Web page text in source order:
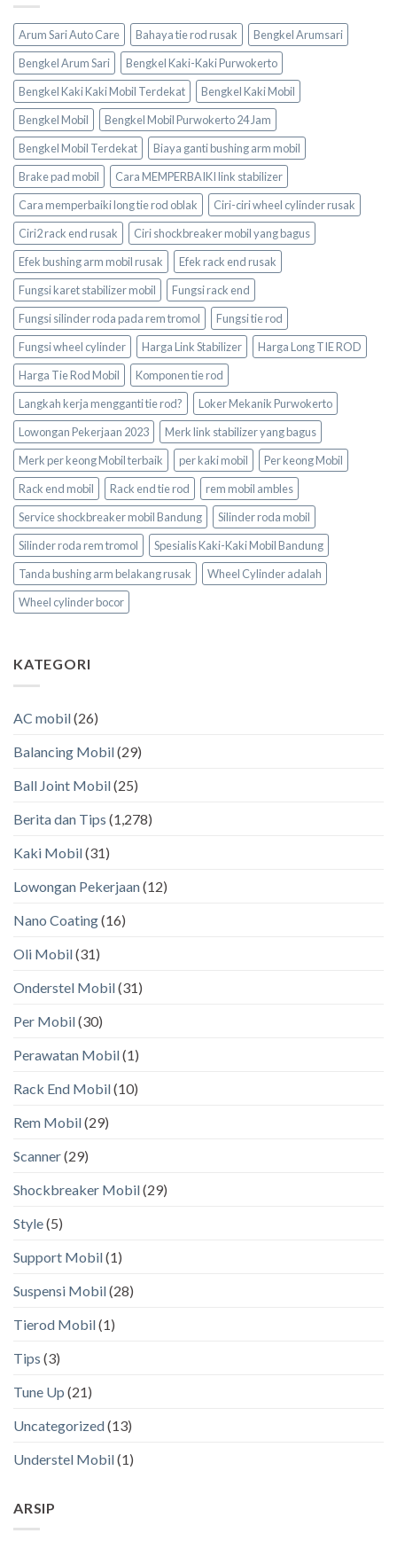
Arum Sari Auto Care Bahaya tie rod rusak
Bengkel Arumsari
Bengkel Arum Sari
Bengkel Kaki-Kaki Purwokerto
Bengkel Kaki Kaki Mobil Terdekat
Bengkel Kaki Mobil
Bengkel Mobil
Bengkel Mobil Purwokerto 24 Jam
Bengkel Mobil Terdekat
Biaya ganti bushing arm mobil
Brake pad mobil
Cara MEMPERBAIKI link stabilizer
Cara memperbaiki long tie rod oblak
Ciri-ciri wheel cylinder rusak
Ciri2 rack end rusak
Ciri shockbreaker mobil yang bagus
Efek bushing arm mobil rusak
Efek rack end rusak
Fungsi karet stabilizer mobil
Fungsi rack end
Fungsi silinder roda pada rem tromol
Fungsi tie rod
Fungsi wheel cylinder
Harga Link Stabilizer
Harga Long TIE ROD
Harga Tie Rod Mobil
Komponen tie rod
Langkah kerja mengganti tie rod?
Loker Mekanik Purwokerto
Lowongan Pekerjaan 2023
Merk link stabilizer yang bagus
Merk per keong Mobil terbaik
per kaki mobil
Per keong Mobil
Rack end mobil
Rack end tie rod
rem mobil ambles
Service shockbreaker mobil Bandung
Silinder roda mobil
Silinder roda rem tromol
Spesialis Kaki-Kaki Mobil Bandung
Tanda bushing arm belakang rusak
Wheel Cylinder adalah
Wheel cylinder bocor
KATEGORI
AC mobil(26)
Balancing Mobil(29)
Ball Joint Mobil(25)
Berita dan Tips (1,278)
Kaki Mobil(31)
Lowongan Pekerjaan(12)
Nano Coating(16)
Oli Mobil(31)
Onderstel Mobil(31)
Per Mobil(30)
Perawatan Mobil(1)
Rack End Mobil(10)
Rem Mobil(29)
Scanner(29)
Shockbreaker Mobil(29)
Style(5)
Support Mobil(1)
Suspensi Mobil(28)
Tierod Mobil(1)
Tips (3)
Tune Up (21)
Uncategorized(13)
Understel Mobil(1)
ARSIP